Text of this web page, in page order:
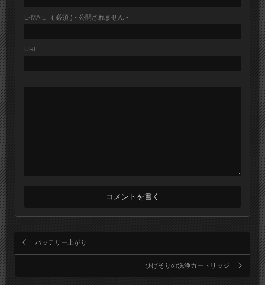
E-MAIL ( 必須 ) - 公開されません -
URL
バッテリー上がり
ひげそりの洗浄カートリッジ